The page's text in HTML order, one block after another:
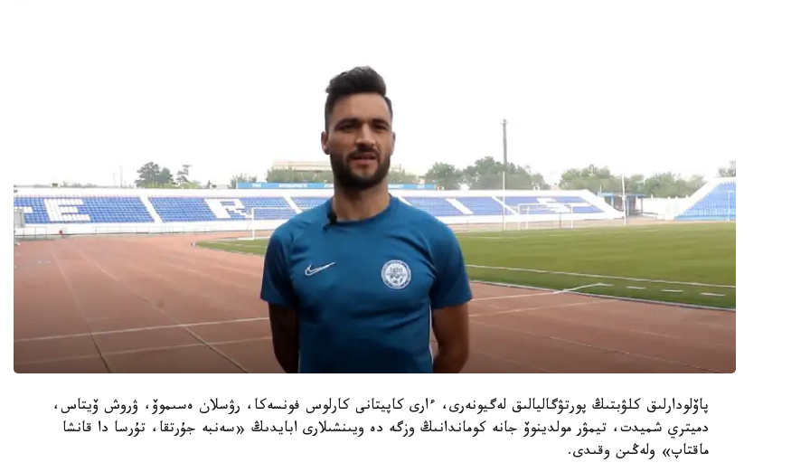
پاۆلودارلىق كلۋبتىڭ پورتۋگاليالىق لەگيونەرى، ءارى كاپيتانى كارلوس فونسەكا، رۋسلان ەسىموۆ، ۋروش ۆيتاس،
دميتري شميدت، تيمۋر مولدينوۆ جانە كوماندانىڭ وزگە دە ويىنشىلارى ابايدىڭ «سەنبە جۇرتقا، تۇرسا دا قانشا
ماقتاپ» ولەڭىن وقىدى.